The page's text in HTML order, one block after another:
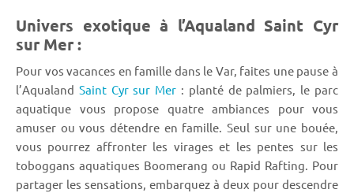
Univers exotique à l’Aqualand Saint Cyr
sur Mer :
Pour vos vacances en famille dans le Var, faites une pause à
l’Aqualand Saint Cyr sur Mer : planté de palmiers, le parc
aquatique vous propose quatre ambiances pour vous
amuser ou vous détendre en famille. Seul sur une bouée,
vous pourrez affronter les virages et les pentes sur les
toboggans aquatiques Boomerang ou Rapid Rafting. Pour
partager les sensations, embarquez à deux pour descendre